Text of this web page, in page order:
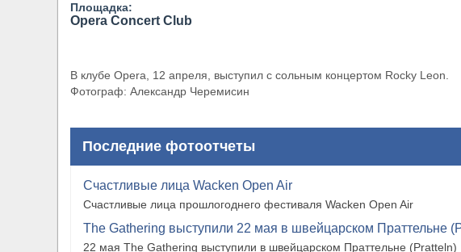
Площадка:
Opera Concert Club
В клубе Opera, 12 апреля, выступил с сольным концертом Rocky Leon.
Фотограф: Александр Черемисин
Последние фотоотчеты
Счастливые лица Wacken Open Air
Счастливые лица прошлогоднего фестиваля Wacken Open Air
The Gathering выступили 22 мая в швейцарском Праттельне
22 мая The Gathering выступили в швейцарском Праттельне (Pratteln)